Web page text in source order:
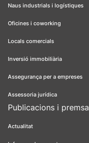
Naus industrials i logístiques
Oficines i coworking
Locals comercials
Inversió immobiliària
Assegurança per a empreses
Assessoria jurídica
Publicacions i premsa
Actualitat